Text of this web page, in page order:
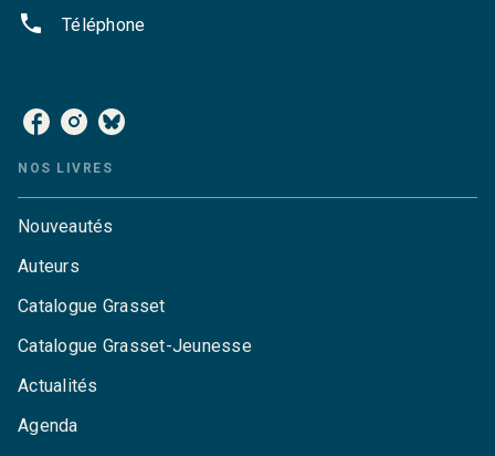
phone Téléphone
NOS LIVRES
Nouveautés
Auteurs
Catalogue Grasset
Catalogue Grasset-Jeunesse
Actualités
Agenda